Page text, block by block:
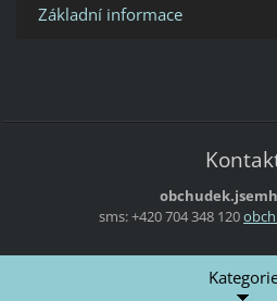
Základní informace
sms: +420 704 348 120